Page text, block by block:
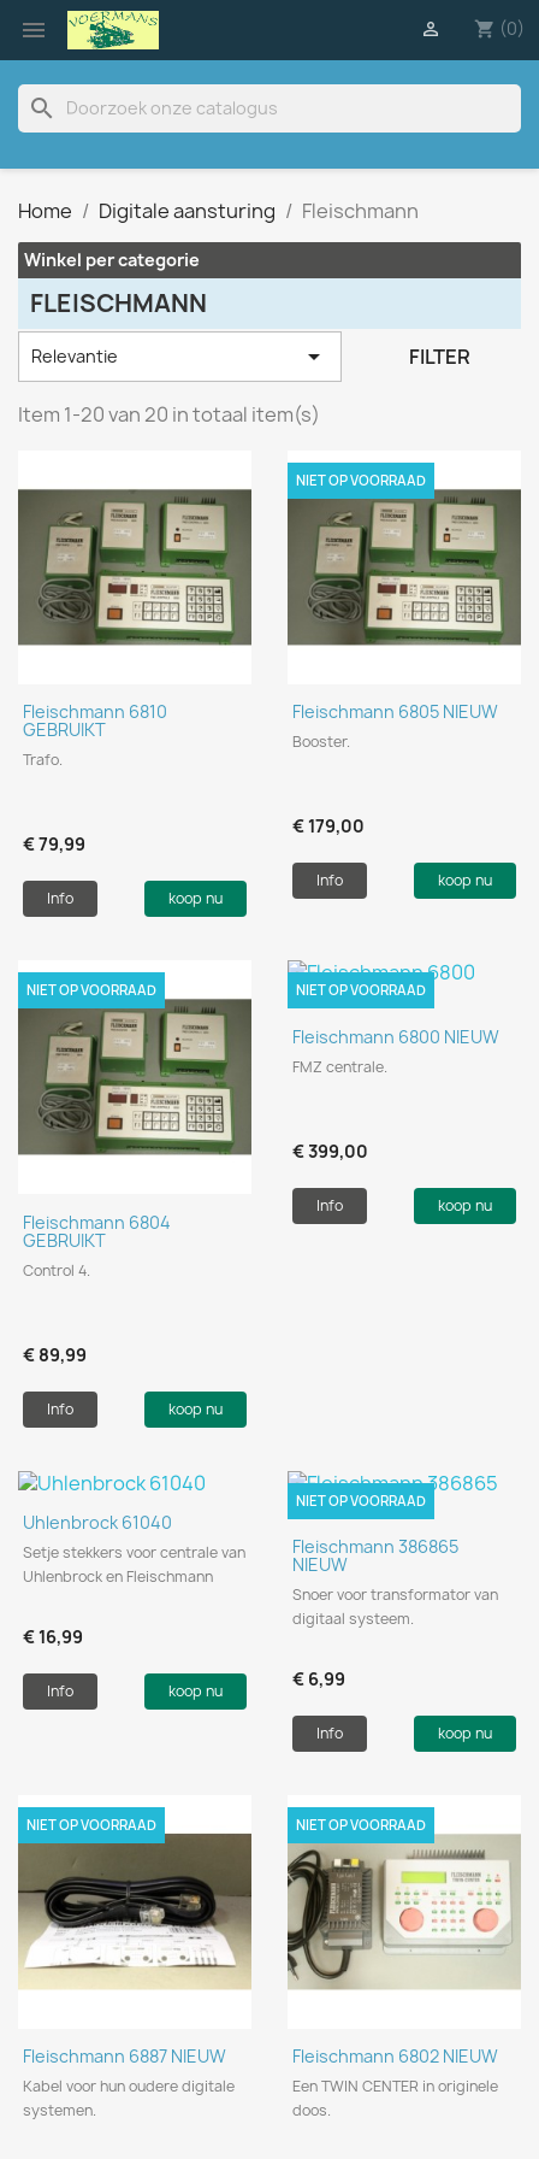
 shopping_cart (0)

search
Home Digitale aansturing Fleischmann
Winkel per categorie
FLEISCHMANN
Relevantie  FILTER
Item 1-20 van 20 in totaal item(s)
Fleischmann 6810
GEBRUIKT
Trafo.
€ 79,99
Info koop nu
Fleischmann 6805 NIEUW
Booster.
€ 179,00
Info koop nu
NIET OP VOORRAAD
Fleischmann 6804
GEBRUIKT
Control 4.
€ 89,99
Info koop nu
NIET OP VOORRAAD
Fleischmann 6800 NIEUW
FMZ centrale.
€ 399,00
Info koop nu
NIET OP VOORRAAD
Uhlenbrock 61040
Setje stekkers voor centrale van
Uhlenbrock en Fleischmann
€ 16,99
Info koop nu
Fleischmann 386865
NIEUW
Snoer voor transformator van
digitaal systeem.
€ 6,99
Info koop nu
NIET OP VOORRAAD
Fleischmann 6887 NIEUW
Kabel voor hun oudere digitale
systemen.
NIET OP VOORRAAD
Fleischmann 6802 NIEUW
Een TWIN CENTER in originele
doos.
NIET OP VOORRAAD